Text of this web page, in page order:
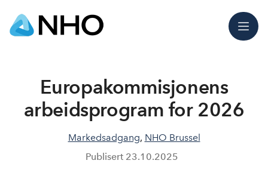
Meny
Europakommisjonens
arbeidsprogram for 2026
Markedsadgang, NHO Brussel
Publisert 23.10.2025